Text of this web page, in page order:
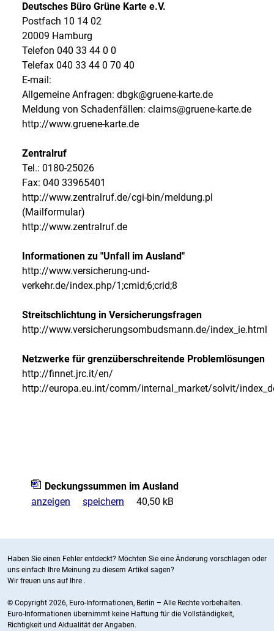
Deutsches Büro Grüne Karte e.V.
Postfach 10 14 02
20009 Hamburg
Telefon 040 33 44 0 0
Telefax 040 33 44 0 70 40
E-mail:
Allgemeine Anfragen: dbgk@gruene-karte.de
Meldung von Schadenfällen: claims@gruene-karte.de
http://www.gruene-karte.de
Zentralruf
Tel.: 0180-25026
Fax: 040 33965401
http://www.zentralruf.de/cgi-bin/meldung.pl
(Mailformular)
http://www.zentralruf.de
Informationen zu "Unfall im Ausland"
http://www.versicherung-und-
verkehr.de/index.php/1;cmid;6;crid;8
Streitschlichtung in Versicherungsfragen
http://www.versicherungsombudsmann.de/index_ie.html
Netzwerke für grenzüberschreitende Problemlösungen
http://finnet.jrc.it/en/
http://europa.eu.int/comm/internal_market/solvit/
Deckungssummen im Ausland
anzeigen
speichern 40,50 kB
Haben Sie einen Fehler entdeckt? Möchten Sie eine Änderung vorschlagen oder
uns einfach Ihre Meinung zu diesem Artikel sagen?
Wir freuen uns auf Ihre .
© Copyright 2026, Euro-Informationen, Berlin – Alle Rechte vorbehalten.
Euro-Informationen übernimmt keine Haftung für die Vollständigkeit,
Richtigkeit und Aktualität der Angaben.